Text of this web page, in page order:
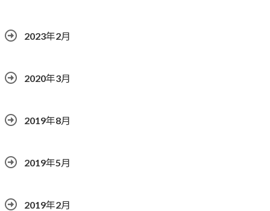
2023年2月
2020年3月
2019年8月
2019年5月
2019年2月